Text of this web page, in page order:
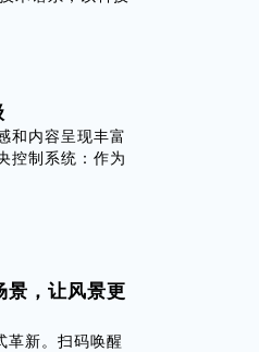
和内容呈现丰富
控制系统：作为
，让风景更
革新。扫码唤醒